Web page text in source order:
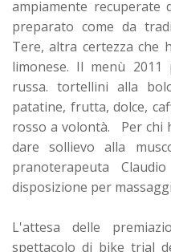
ampiamente recuperate
preparato come da
Tere, altra certezza che
limonese. Il menù 2011
russa. tortellini alla
patatine, frutta, dolce,
rosso a volontà. Per chi
dare sollievo alla
pranoterapeuta
disposizione per
L'attesa delle
spettacolo di bike trial